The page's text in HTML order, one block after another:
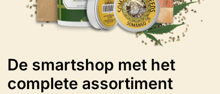
De smartshop met het
complete assortiment